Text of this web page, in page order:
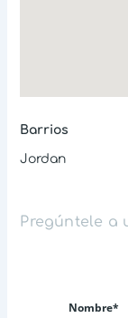
Barrios
Jordan
Pregúntele a
Nombre*